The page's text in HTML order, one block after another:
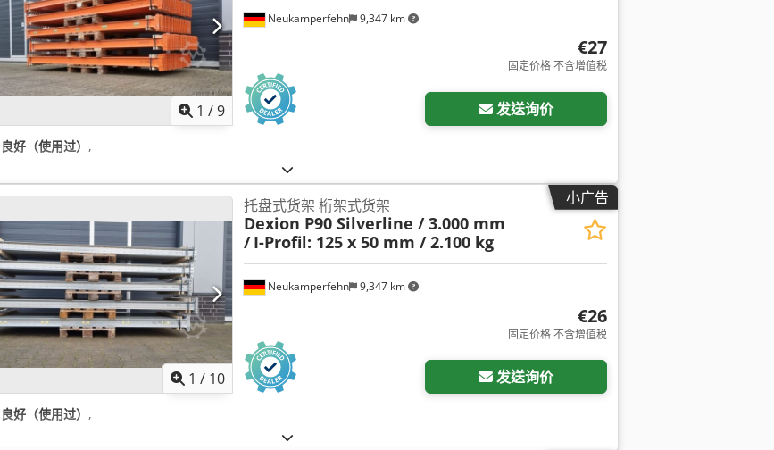
1 /9
Neukamperfehn 9,347 km
€27
固定价格 不含增值税
发送询价
良好（使用过） ,
小广告
1 / 10
Neukamperfehn 9,347 km
托盘式货架 桁架式货架
Dexion P90 Silverline / 3.000 mm
/ I-Profil: 125 x 50 mm / 2.100 kg
€26
固定价格 不含增值税
发送询价
良好（使用过） ,